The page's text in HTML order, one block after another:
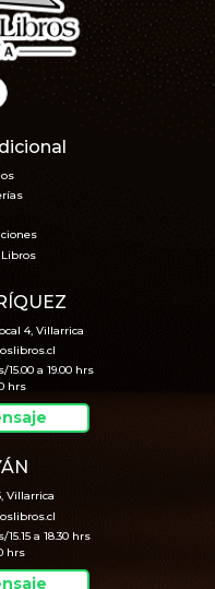
4, Villarrica
a 19.00 hrs
hrs
Villarrica
a 18.30 hrs
hrs